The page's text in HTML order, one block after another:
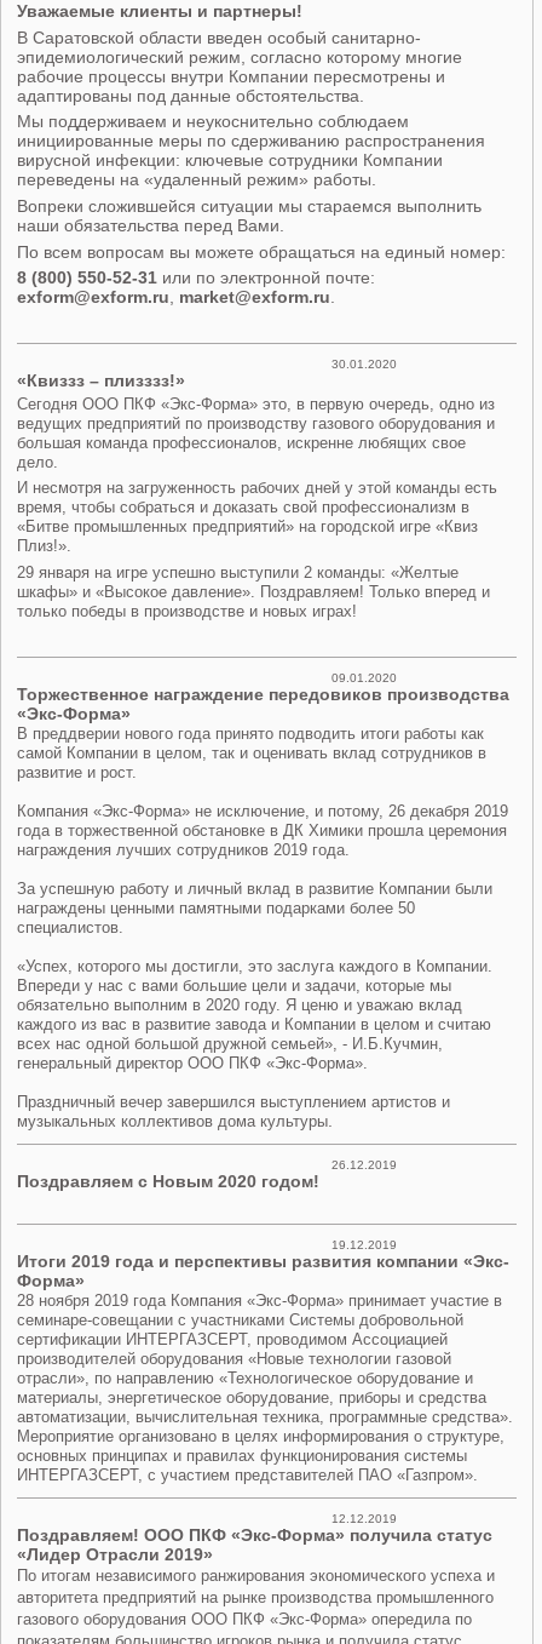
Уважаемые клиенты и партнеры!
В Саратовской области введен особый санитарно-
эпидемиологический режим, согласно которому многие
рабочие процессы внутри Компании пересмотрены и
адаптированы под данные обстоятельства.
Мы поддерживаем и неукоснительно соблюдаем
инициированные меры по сдерживанию распространения
вирусной инфекции: ключевые сотрудники Компании
переведены на «удаленный режим» работы.
Вопреки сложившейся ситуации мы стараемся выполнить
наши обязательства перед Вами.
По всем вопросам вы можете обращаться на единый номер:
8 (800) 550-52-31 или по электронной почте:
exform@exform.ru
market@exform.ru
30.01.2020
«Квиззз – плизззз!»
Сегодня ООО ПКФ «Экс-Форма» это, в первую очередь, одно из
ведущих предприятий по производству газового оборудования и
большая команда профессионалов, искренне любящих свое
дело.
И несмотря на загруженность рабочих дней у этой команды есть
время, чтобы собраться и доказать свой профессионализм в
«Битве промышленных предприятий» на городской игре «Квиз
Плиз!».
29 января на игре успешно выступили 2 команды: «Желтые
шкафы» и «Высокое давление». Поздравляем! Только вперед и
только победы в производстве и новых играх!
09.01.2020
Торжественное награждение передовиков производства
«Экс-Форма»
В преддверии нового года принято подводить итоги работы как
самой Компании в целом, так и оценивать вклад сотрудников в
развитие и рост.
Компания «Экс-Форма» не исключение, и потому, 26 декабря 2019
года в торжественной обстановке в ДК Химики прошла церемония
награждения лучших сотрудников 2019 года.
За успешную работу и личный вклад в развитие Компании были
награждены ценными памятными подарками более 50
специалистов.
«Успех, которого мы достигли, это заслуга каждого в Компании.
Впереди у нас с вами большие цели и задачи, которые мы
обязательно выполним в 2020 году. Я ценю и уважаю вклад
каждого из вас в развитие завода и Компании в целом и считаю
всех нас одной большой дружной семьей», - И.Б.Кучмин,
генеральный директор ООО ПКФ «Экс-Форма».
Праздничный вечер завершился выступлением артистов и
музыкальных коллективов дома культуры
26.12.2019
Поздравляем с Новым 2020 годом!
19.12.2019
Итоги 2019 года и перспективы развития компании «Экс-
Форма»
28 ноября 2019 года Компания «Экс-Форма» принимает участие в
семинаре-совещании с участниками Системы добровольной
сертификации ИНТЕРГАЗСЕРТ, проводимом Ассоциацией
производителей оборудования «Новые технологии газовой
отрасли», по направлению «Технологическое оборудование и
материалы, энергетическое оборудование, приборы и средства
автоматизации, вычислительная техника, программные средства».
Мероприятие организовано в целях информирования о структуре,
основных принципах и правилах функционирования системы
ИНТЕРГАЗСЕРТ, с участием представителей ПАО «Газпром».
12.12.2019
Поздравляем! ООО ПКФ «Экс-Форма» получила статус
«Лидер Отрасли 2019»
По итогам независимого ранжирования экономического успеха и
авторитета предприятий на рынке производства промышленного
газового оборудования ООО ПКФ «Экс-Форма» опередила по